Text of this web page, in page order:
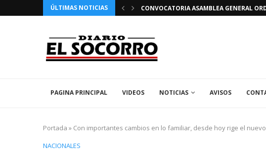
ÚLTIMAS NOTICIAS
PATRONALES 2026 EN EL SOCORRO CONVOCATORIA ASAMBLEA GENERAL
PAGINA PRINCIPAL VIDEOS NOTICIAS AVISOS
Portada » Con importantes cambios en lo familiar, desde hoy rige el
NACIONALES